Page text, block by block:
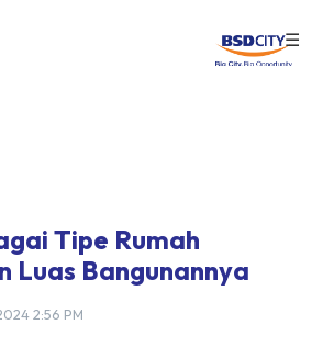
☰
Tipe Rumah
Luas Bangunannya
2:56 PM